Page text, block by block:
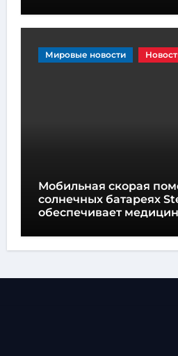
Мировые новости
Мобильная скорая
солнечных батареях
обеспечивает